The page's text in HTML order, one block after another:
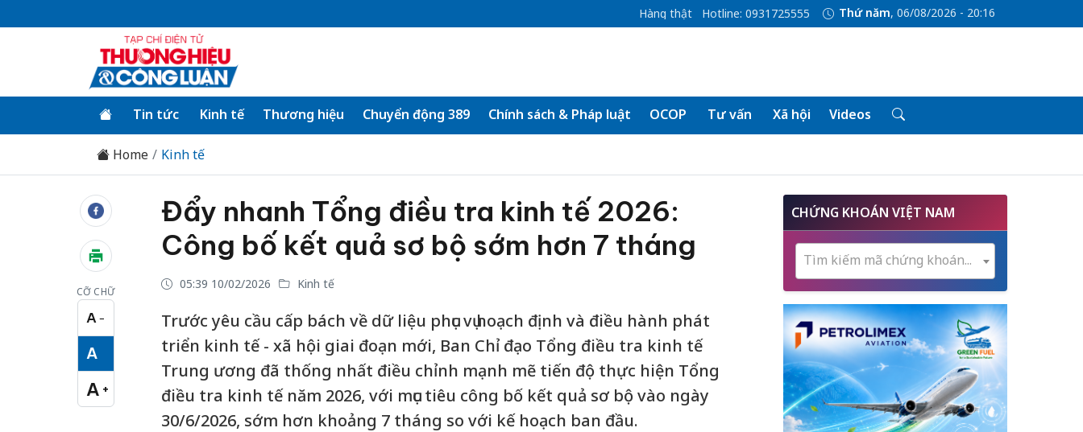
Hàng thật Hotline: 0931725555 Thứ năm, 06/08/2026 - 20:16
Tin tức Kinh tế Thương hiệu Chuyển động 389 Chính sách & Pháp luật OCOP Tư vấn Xã hội Videos
Home Kinh tế
CỠ CHỮ
A −
Cỡ chữ nhỏ
A
Cỡ chữ vừa
A +
Cỡ chữ lớn
Đẩy nhanh Tổng điều tra kinh tế 2026:
Công bố kết quả sơ bộ sớm hơn 7 tháng
05:39 10/02/2026 Kinh tế
Trước yêu cầu cấp bách về dữ liệu phục vụ hoạch định và điều hành phát
triển kinh tế - xã hội giai đoạn mới, Ban Chỉ đạo Tổng điều tra kinh tế
Trung ương đã thống nhất điều chỉnh mạnh mẽ tiến độ thực hiện Tổng
điều tra kinh tế năm 2026, với mục tiêu công bố kết quả sơ bộ vào ngày
30/6/2026, sớm hơn khoảng 7 tháng so với kế hoạch ban đầu.
CHỨNG KHOÁN VIỆT NAM
Tìm kiếm mã chứng khoán...